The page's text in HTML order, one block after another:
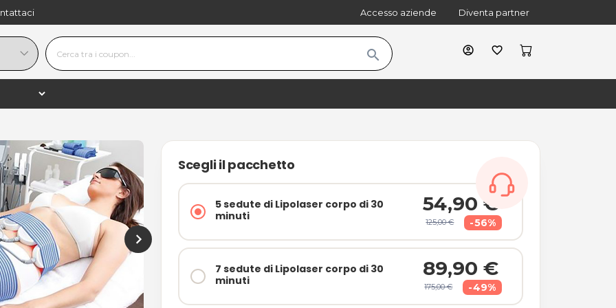
Accesso aziende Diventa partner
search account_circle favorite_border
5 sedute di Lipolaser corpo di 30
minuti
54,90 €
125,00 € -56%
7 sedute di Lipolaser corpo di 30
minuti
89,90 €
175,00 € -49%
Scegli il pacchetto